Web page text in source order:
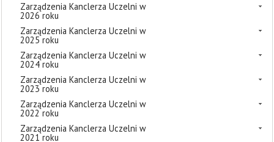
Zarządzenia Kanclerza Uczelni w
2026 roku
Zarządzenia Kanclerza Uczelni w
2025 roku
Zarządzenia Kanclerza Uczelni w
2024 roku
Zarządzenia Kanclerza Uczelni w
2023 roku
Zarządzenia Kanclerza Uczelni w
2022 roku
Zarządzenia Kanclerza Uczelni w
2021 roku